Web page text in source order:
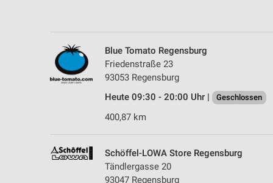
Blue Tomato Regensburg
Friedenstraße 23
93053 Regensburg
Heute 09:30 - 20:00 Uhr |
Geschlossen
400,87 km
Schöffel-LOWA Store Regensburg
Tändlergasse 20
93047 Regensburg
Verwendung genauer Standortdaten
Geräte anhand von aktiv angeforderten Informationen
Funktional